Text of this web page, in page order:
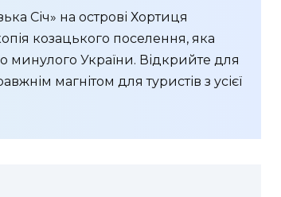
Січ» на острові Хортиця
козацького поселення, яка
минулого України. Відкрийте для
магнітом для туристів з усієї